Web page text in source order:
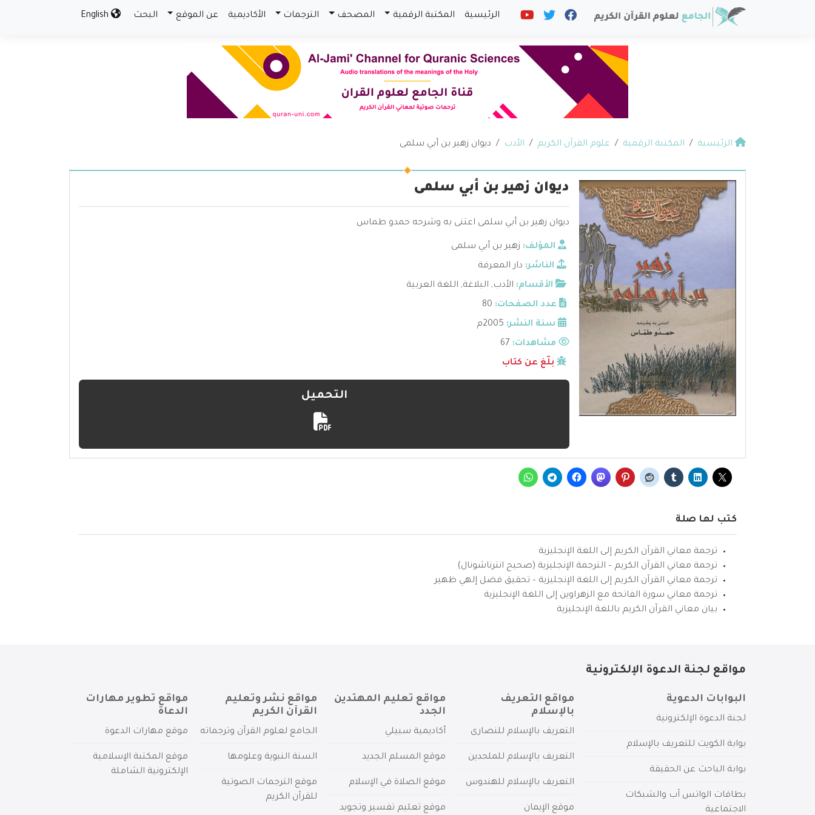
الرئيسية المكتبة الرقمية المصحف الترجمات الأكاديمية عن الموقع البحث
الرئيسية المكتبة الرقمية علوم القرآن الكريم الأدب ديوان زهير بن أبي سلمى
ديوان زهير بن أبي سلمى
ديوان زهير بن أبي سلمى اعتنى به وشرحه حمدو طماس
المؤلف: زهير بن أبي سلمى
الناشر: دار المعرفة
الأقسام: الأدب, البلاغة, اللغة العربية
عدد الصفحات: 80
سنة النشر: 2005م
مشاهدات:
بلّغ عن كتاب
التحميل
كتب لها صلة
ترجمة معاني القرآن الكريم إلى اللغة الإنجليزية
ترجمة معاني القرآن الكريم – الترجمة الإنجليزية (صحيح انترناشونال)
ترجمة معاني القرآن الكريم إلى اللغة الإنجليزية – تحقيق فضل إلهي ظهير
ترجمة معاني سورة الفاتحة مع الزهراوين إلى اللغة الإنجليزية
بيان معاني القرآن الكريم باللغة الإنجليزية
مواقع لجنة الدعوة الإلكترونية
البوابات الدعوية
لجنة الدعوة الإلكترونية
بوابة الكويت للتعريف بالإسلام
بوابة الباحث عن الحقيقة
بطاقات الواتس آب والشبكات
الاجتماعية
مواقع التعريف
بالإسلام
التعريف بالإسلام للنصارى
التعريف بالإسلام للملحدين
التعريف بالإسلام للهندوس
موقع الإيمان
مواقع تعليم المهتدين
الجدد
أكاديمية سبيلي
موقع المسلم الجديد
موقع الصلاة في الإسلام
موقع تعليم تفسير وتجويد
مواقع نشر وتعليم
القرآن الكريم
الجامع لعلوم القرآن وترجماته
السنة النبوية وعلومها
موقع الترجمات الصوتية
للقرآن الكريم
مواقع تطوير مهارات
الدعاة
موقع مهارات الدعوة
موقع المكتبة الإسلامية
الإلكترونية الشاملة